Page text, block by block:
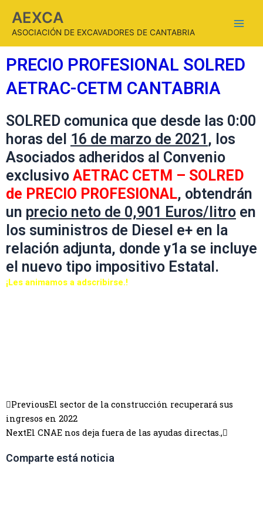
AEXCA
ASOCIACIÓN DE EXCAVADORES DE CANTABRIA
PRECIO PROFESIONAL SOLRED
AETRAC-CETM CANTABRIA
SOLRED comunica que desde las 0:00
horas del 16 de marzo de 2021 , los
Asociados adheridos al Convenio
exclusivo AETRAC CETM – SOLRED
de PRECIO PROFESIONAL, obtendrán
un precio neto de 0,901 Euros/litro en
los suministros de Diesel e+ en la
relación adjunta, donde y1a se incluye
el nuevo tipo impositivo Estatal.
¡Les animamos a adscribirse.!
PreviousEl sector de la construcción recuperará sus
ingresos en 2022
NextEl CNAE nos deja fuera de las ayudas directas.,
Comparte está noticia